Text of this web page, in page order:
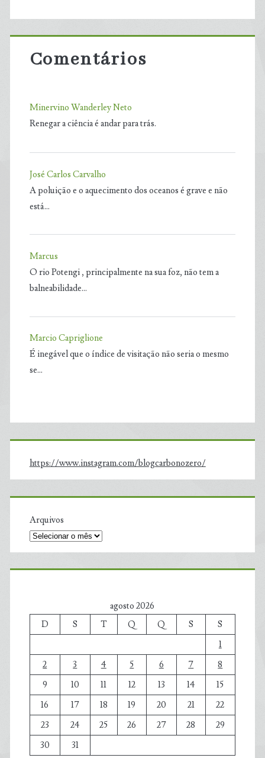
Comentários
Minervino Wanderley Neto
Renegar a ciência é andar para trás.
José Carlos Carvalho
A poluição e o aquecimento dos oceanos é grave e não
está…
Marcus
O rio Potengi , principalmente na sua foz, não tem a
balneabilidade…
Marcio Capriglione
É inegável que o índice de visitação não seria o mesmo
se…
https://www.instagram.com/blogcarbonozero/
Arquivos
agosto 2026
D
S T Q Q S
S
1
2
3 4 5 6 7
8
9
10 11 12 13 14
15
16
17 18 19 20 21
22
23
24 25 26 27 28
29
30
31